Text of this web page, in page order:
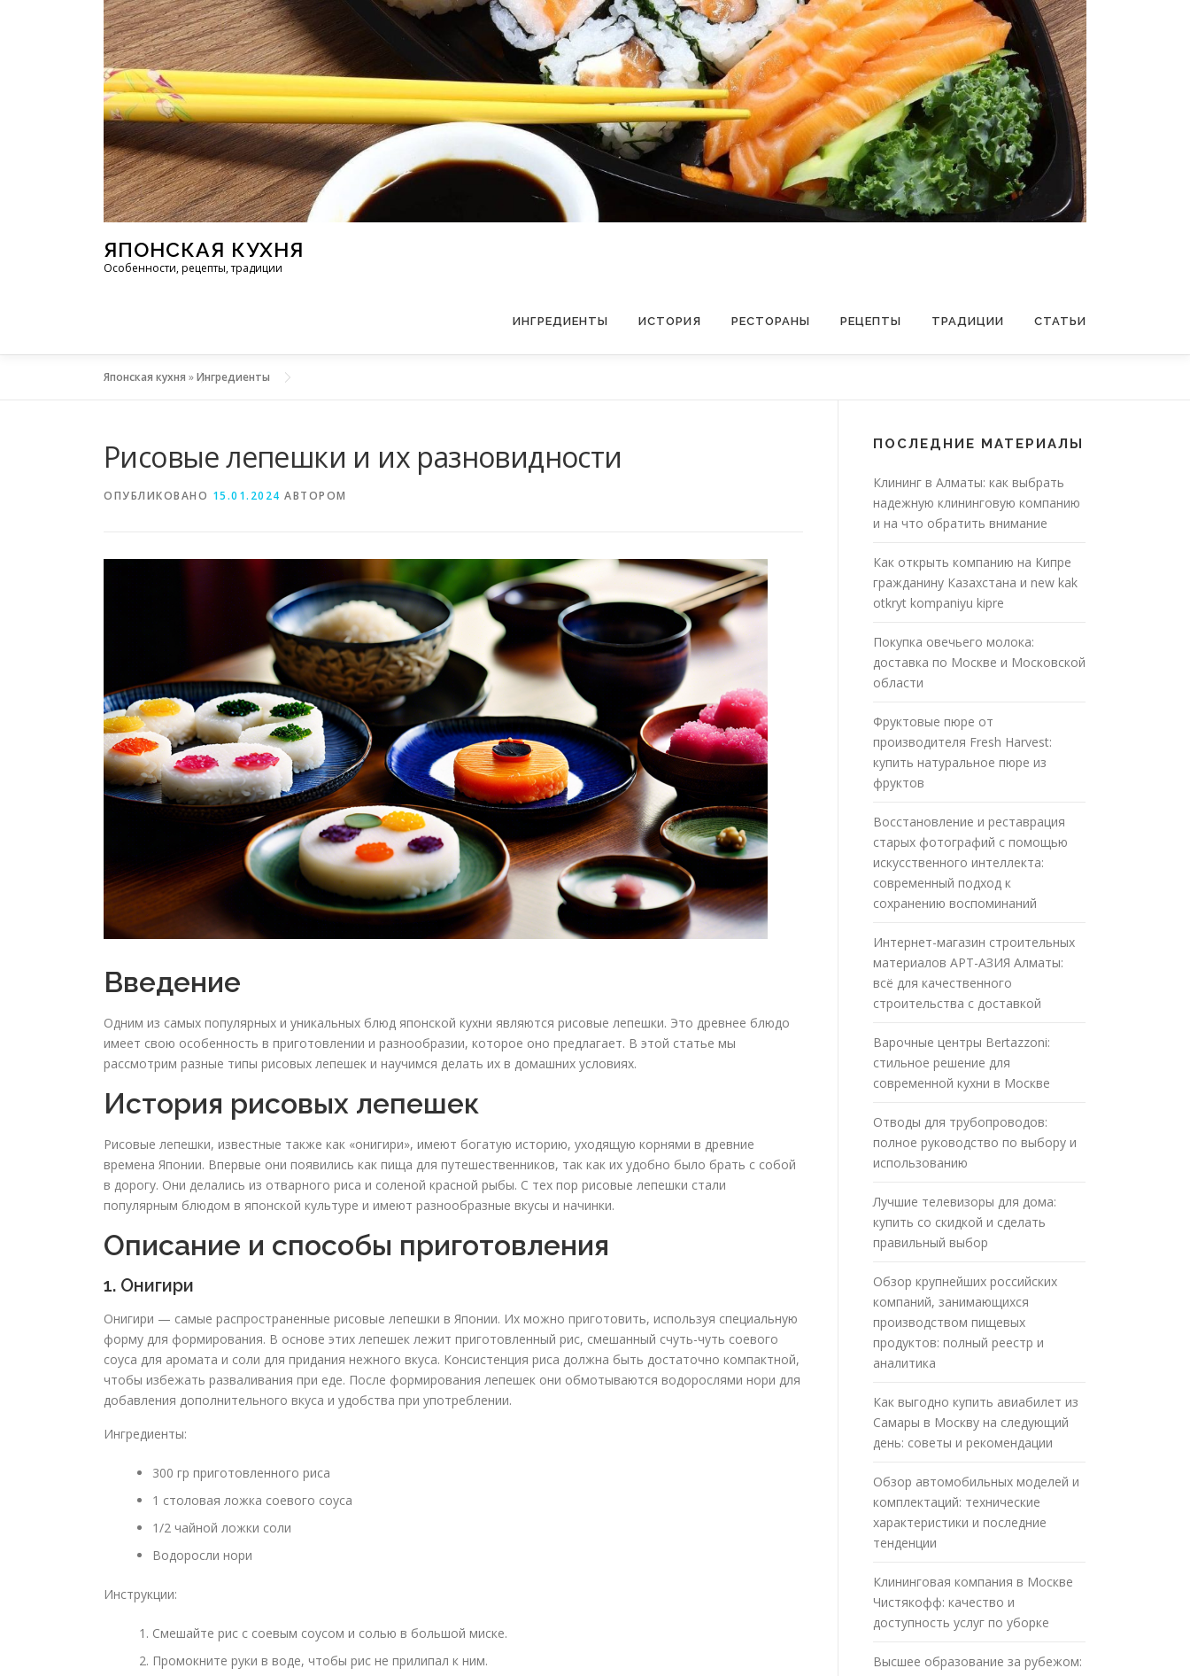
Перейти к содержимому
ЯПОНСКАЯ КУХНЯ
Особенности, рецепты, традиции
ИНГРЕДИЕНТЫ ИСТОРИЯ РЕСТОРАНЫ РЕЦЕПТЫ ТРАДИЦИИ СТАТЬИ
Японская кухня »Ингредиенты
Рисовые лепешки и их разновидности
ОПУБЛИКОВАНО 15.01.2024 АВТОРОМ
Введение
Одним из самых популярных и уникальных блюд японской кухни являются рисовые лепешки. Это древнее блюдо
имеет свою особенность в приготовлении и разнообразии, которое оно предлагает. В этой статье мы
рассмотрим разные типы рисовых лепешек и научимся делать их в домашних условиях.
История рисовых лепешек
Рисовые лепешки, известные также как «онигири», имеют богатую историю, уходящую корнями в древние
времена Японии. Впервые они появились как пища для путешественников, так как их удобно было брать с собой
в дорогу. Они делались из отварного риса и соленой красной рыбы. С тех пор рисовые лепешки стали
популярным блюдом в японской культуре и имеют разнообразные вкусы и начинки.
Описание и способы приготовления
1. Онигири
Онигири — самые распространенные рисовые лепешки в Японии. Их можно приготовить, используя специальную
форму для формирования. В основе этих лепешек лежит приготовленный рис, смешанный счуть-чуть соевого
соуса для аромата и соли для придания нежного вкуса. Консистенция риса должна быть достаточно компактной,
чтобы избежать разваливания при еде. После формирования лепешек они обмотываются водорослями нори для
добавления дополнительного вкуса и удобства при употреблении.
Ингредиенты:
300 гр приготовленного риса
1 столовая ложка соевого соуса
1/2 чайной ложки соли
Водоросли нори
Инструкции:
Смешайте рис с соевым соусом и солью в большой миске.
Промокните руки в воде, чтобы рис не прилипал к ним.
ПОСЛЕДНИЕ МАТЕРИАЛЫ
Клининг в Алматы: как выбрать
надежную клининговую компанию
и на что обратить внимание
Как открыть компанию на Кипре
гражданину Казахстана и new kak
otkryt kompaniyu kipre
Покупка овечьего молока:
доставка по Москве и Московской
области
Фруктовые пюре от
производителя Fresh Harvest:
купить натуральное пюре из
фруктов
Восстановление и реставрация
старых фотографий с помощью
искусственного интеллекта:
современный подход к
сохранению воспоминаний
Интернет-магазин строительных
материалов АРТ-АЗИЯ Алматы:
всё для качественного
строительства с доставкой
Варочные центры Bertazzoni:
стильное решение для
современной кухни в Москве
Отводы для трубопроводов:
полное руководство по выбору и
использованию
Лучшие телевизоры для дома:
купить со скидкой и сделать
правильный выбор
Обзор крупнейших российских
компаний, занимающихся
производством пищевых
продуктов: полный реестр и
аналитика
Как выгодно купить авиабилет из
Самары в Москву на следующий
день: советы и рекомендации
Обзор автомобильных моделей и
комплектаций: технические
характеристики и последние
тенденции
Клининговая компания в Москве
Чистякофф: качество и
доступность услуг по уборке
Высшее образование за рубежом: